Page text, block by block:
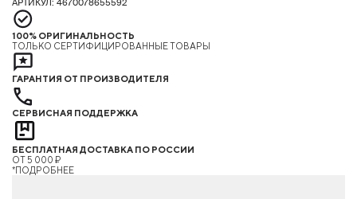
АРТИКУЛ: 4670078655592
100% ОРИГИНАЛЬНОСТЬ
ТОЛЬКО СЕРТИФИЦИРОВАННЫЕ ТОВАРЫ
ГАРАНТИЯ ОТ ПРОИЗВОДИТЕЛЯ
СЕРВИСНАЯ ПОДДЕРЖКА
БЕСПЛАТНАЯ ДОСТАВКА ПО РОССИИ
ОТ 5 000 ₽
*ПОДРОБНЕЕ